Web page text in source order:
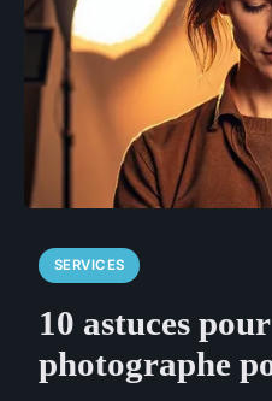
SERVICES
10 astuces
photographe